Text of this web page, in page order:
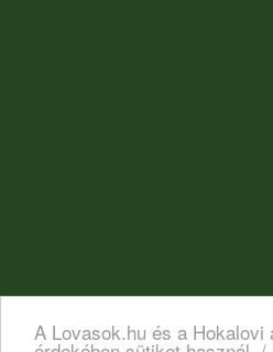
A Lovasok.hu és a